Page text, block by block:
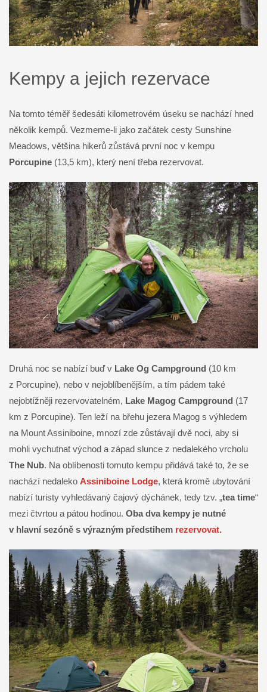
Kempy a jejich rezervace
Na tomto téměř šedesáti kilometrovém úseku se nachází hned
několik kempů. Vezmeme-li jako začátek cesty Sunshine
Meadows, většina hikerů zůstává první noc v kempu
Porcupine (13,5 km), který není třeba rezervovat.
Druhá noc se nabízí buď v Lake Og Campground (10 km
z Porcupine), nebo v nejoblíbenějším, a tím pádem také
nejobtížněji rezervovatelném, Lake Magog Campground (17
km z Porcupine). Ten leží na břehu jezera Magog s výhledem
na Mount Assiniboine, mnozí zde zůstávají dvě noci, aby si
mohli vychutnat východ a západ slunce z nedalekého vrcholu
The Nub. Na oblíbenosti tomuto kempu přidává také to, že se
nachází nedaleko Assiniboine Lodge, která kromě ubytování
nabízí turisty vyhledávaný čajový dýchánek, tedy tzv. „tea time“
mezi čtvrtou a pátou hodinou. Oba dva kempy je nutné
v hlavní sezóně s výrazným předstihem rezervovat.